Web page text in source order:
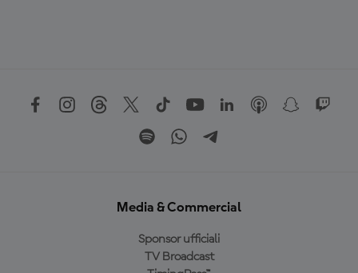
Media & Commercial
Sponsor ufficiali
TV Broadcast